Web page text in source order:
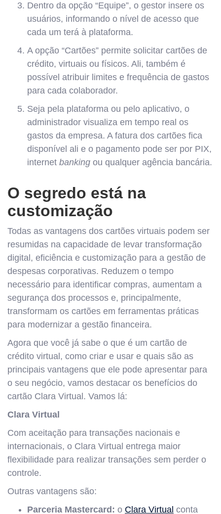
Dentro da opção “Equipe”, o gestor insere os
usuários, informando o nível de acesso que
cada um terá à plataforma.
A opção “Cartões” permite solicitar cartões de
crédito, virtuais ou físicos. Ali, também é
possível atribuir limites e frequência de gastos
para cada colaborador.
Seja pela plataforma ou pelo aplicativo, o
administrador visualiza em tempo real os
gastos da empresa. A fatura dos cartões fica
disponível ali e o pagamento pode ser por PIX,
internet banking ou qualquer agência bancária.
O segredo está na
customização
Todas as vantagens dos cartões virtuais podem ser
resumidas na capacidade de levar transformação
digital, eficiência e customização para a gestão de
despesas corporativas. Reduzem o tempo
necessário para identificar compras, aumentam a
segurança dos processos e, principalmente,
transformam os cartões em ferramentas práticas
para modernizar a gestão financeira.
Agora que você já sabe o que é um cartão de
crédito virtual, como criar e usar e quais são as
principais vantagens que ele pode apresentar para
o seu negócio, vamos destacar os benefícios do
cartão Clara Virtual. Vamos lá:
Clara Virtual
Com aceitação para transações nacionais e
internacionais, o Clara Virtual entrega maior
flexibilidade para realizar transações sem perder o
controle.
Outras vantagens são:
Parceria Mastercard: o Clara Virtual conta